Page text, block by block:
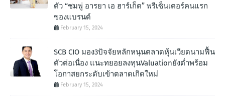
ตัว “ชมพู่ อารยา เอ ฮาร์เก็ต” พรีเซ็นเตอร์คนแรก
ของแบรนด์
February 15, 2024
SCB CIO มอง3ปัจจัยหลักหนุนตลาดหุ้นเวียดนามฟื้น
ตัวต่อเนื่อง แนะทยอยลงทุนValuationยังต่ำพร้อม
โอกาสยกระดับเข้าตลาดเกิดใหม่
February 15, 2024